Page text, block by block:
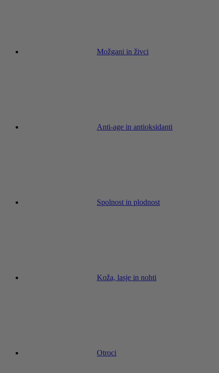
Možgani in živci
Anti-age in antioksidanti
Spolnost in plodnost
Koža, lasje in nohti
Otroci